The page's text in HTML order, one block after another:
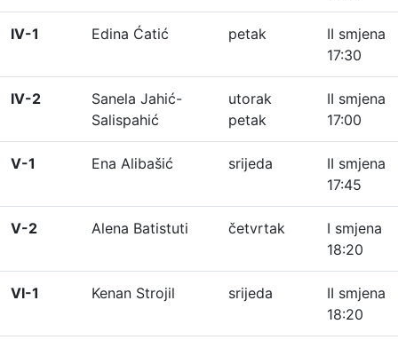
IV-1 Edina Ćatić petak
II smjena
17:30
IV-2
Sanela Jahić-
Salispahić
utorak
petak
II smjena
17:00
V-1 Ena Alibašić srijeda
II smjena
17:45
V-2 Alena Batistuti četvrtak
I smjena
18:20
VI-1 Kenan Strojil srijeda
II smjena
18:20